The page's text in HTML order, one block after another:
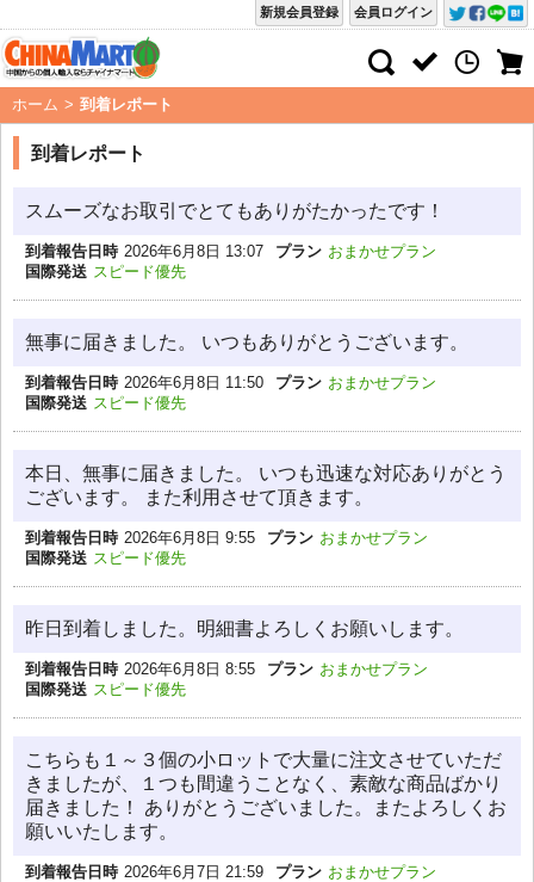
会員ログイン
新規会員登録
ホーム > 到着レポート
到着レポート
スムーズなお取引でとてもありがたかったです！
到着報告日時 2026年6月8日 13:07 プラン おまかせプラン
国際発送 スピード優先
無事に届きました。 いつもありがとうございます。
到着報告日時 2026年6月8日 11:50 プラン おまかせプラン
国際発送 スピード優先
本日、無事に届きました。 いつも迅速な対応ありがとう
ございます。 また利用させて頂きます。
到着報告日時 2026年6月8日 9:55 プラン おまかせプラン
国際発送 スピード優先
昨日到着しました。明細書よろしくお願いします。
到着報告日時 2026年6月8日 8:55 プラン おまかせプラン
国際発送 スピード優先
こちらも１～３個の小ロットで大量に注文させていただ
きましたが、１つも間違うことなく、素敵な商品ばかり
届きました！ ありがとうございました。またよろしくお
願いいたします。
到着報告日時 2026年6月7日 21:59 プラン おまかせプラン